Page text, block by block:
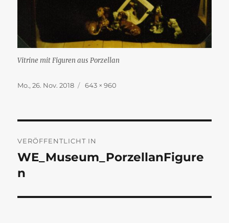
Vitrine mit Figuren aus Porzellan
Veröffentlicht
Mo., 26. Nov. 2018 Originalgröße
643 × 960
VERÖFFENTLICHT IN
WE_Museum_PorzellanFigure
n